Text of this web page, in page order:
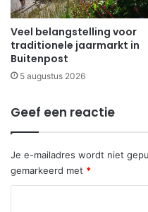
Veel belangstelling voor
traditionele jaarmarkt in
Buitenpost
5 augustus 2026
Geef een reactie
Je e-mailadres wordt niet
gemarkeerd met *